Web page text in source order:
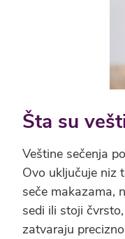
Šta su
Veštine sečenja
Ovo uključuje niz
seče makazama,
sedi ili stoji
zatvaraju